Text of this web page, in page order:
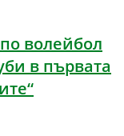
волейбол
в първата